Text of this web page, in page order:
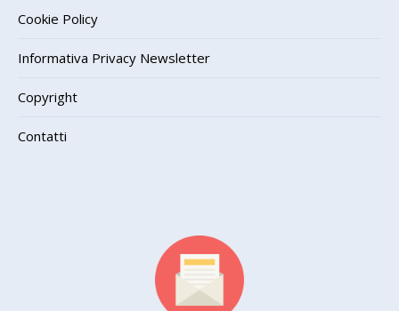
Cookie Policy
Informativa Privacy Newsletter
Copyright
Contatti